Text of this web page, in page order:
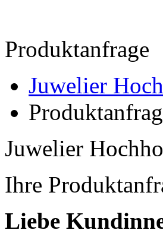
Produktanfrage
Juwelier
Juwelier
Ihre
Liebe